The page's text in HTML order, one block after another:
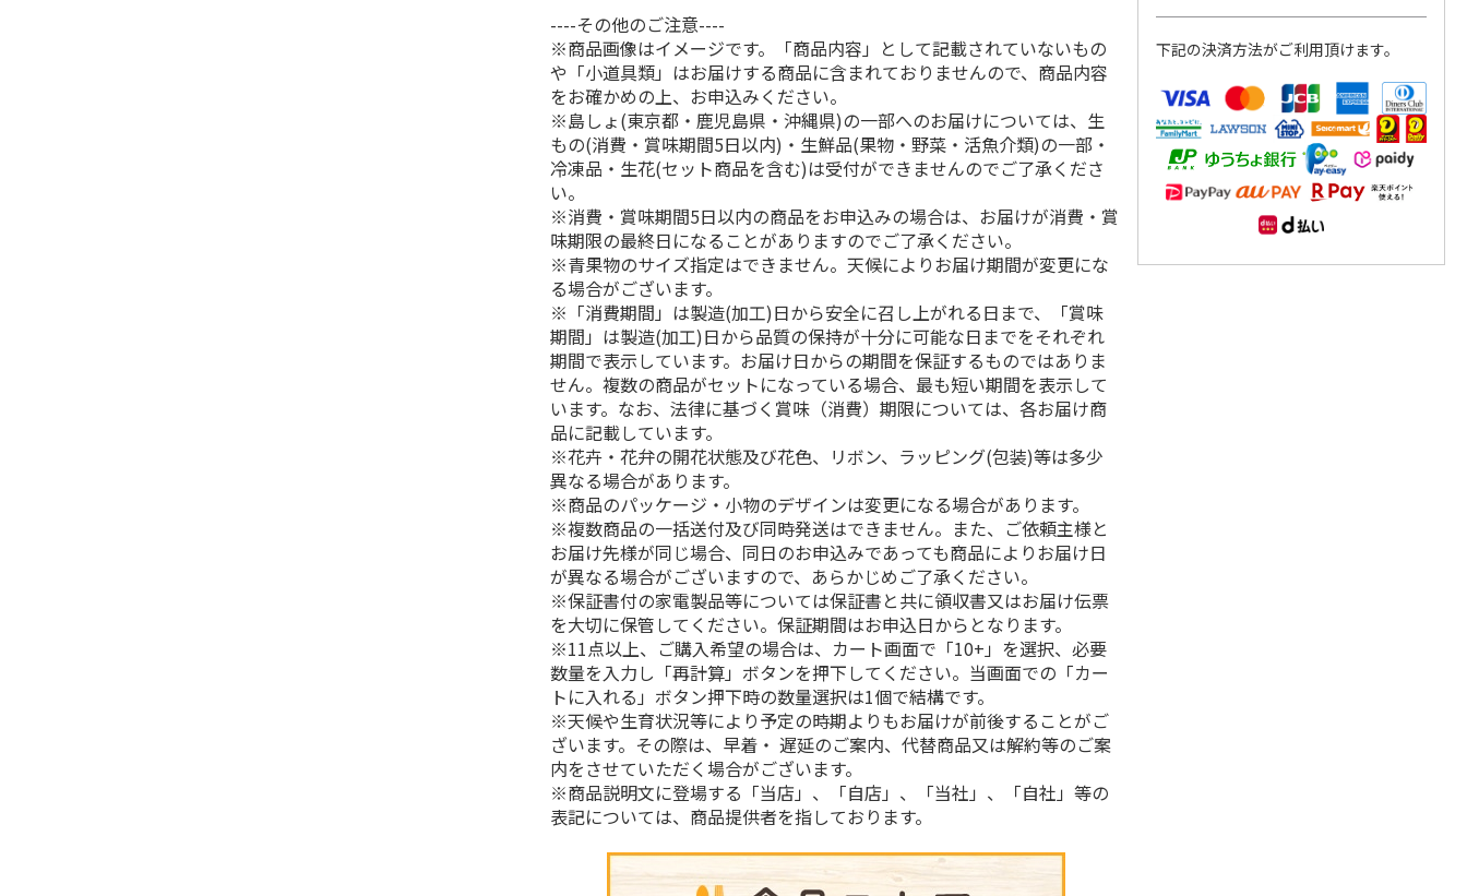
----その他のご注意----
※商品画像はイメージです。「商品内容」として記載されていないもの
や「小道具類」はお届けする商品に含まれておりませんので、商品内容
をお確かめの上、お申込みください。
※島しょ(東京都・鹿児島県・沖縄県)の一部へのお届けについては、生
もの(消費・賞味期間5日以内)・生鮮品(果物・野菜・活魚介類)の一部・
冷凍品・生花(セット商品を含む)は受付ができませんのでご了承くださ
い。
※消費・賞味期間5日以内の商品をお申込みの場合は、お届けが消費・賞
味期限の最終日になることがありますのでご了承ください。
※青果物のサイズ指定はできません。天候によりお届け期間が変更にな
る場合がございます。
※「消費期間」は製造(加工)日から安全に召し上がれる日まで、「賞味
期間」は製造(加工)日から品質の保持が十分に可能な日までをそれぞれ
期間で表示しています。お届け日からの期間を保証するものではありま
せん。複数の商品がセットになっている場合、最も短い期間を表示して
います。なお、法律に基づく賞味（消費）期限については、各お届け商
品に記載しています。
※花卉・花弁の開花状態及び花色、リボン、ラッピング(包装)等は多少
異なる場合があります。
※商品のパッケージ・小物のデザインは変更になる場合があります。
※複数商品の一括送付及び同時発送はできません。また、ご依頼主様と
お届け先様が同じ場合、同日のお申込みであっても商品によりお届け日
が異なる場合がございますので、あらかじめご了承ください。
※保証書付の家電製品等については保証書と共に領収書又はお届け伝票
を大切に保管してください。保証期間はお申込日からとなります。
※11点以上、ご購入希望の場合は、カート画面で「10+」を選択、必要
数量を入力し「再計算」ボタンを押下してください。当画面での「カー
トに入れる」ボタン押下時の数量選択は1個で結構です。
※天候や生育状況等により予定の時期よりもお届けが前後することがご
ざいます。その際は、早着・ 遅延のご案内、代替商品又は解約等のご案
内をさせていただく場合がございます。
※商品説明文に登場する「当店」、「自店」、「当社」、「自社」等の
表記については、商品提供者を指しております。
下記の決済方法がご利用頂けます。